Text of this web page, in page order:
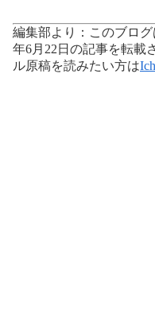
編集部より：このブロ
年6月22日の記事を転載
ル原稿を読みたい方は